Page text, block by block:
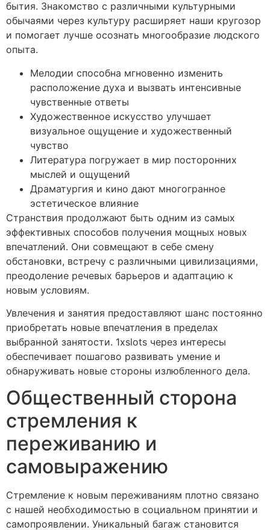
бытия. Знакомство с различными культурными
обычаями через культуру расширяет наши кругозор
и помогает лучше осознать многообразие людского
опыта.
Мелодии способна мгновенно изменить
расположение духа и вызвать интенсивные
чувственные ответы
Художественное искусство улучшает
визуальное ощущение и художественный
чувство
Литература погружает в мир посторонних
мыслей и ощущений
Драматургия и кино дают многогранное
эстетическое влияние
Странствия продолжают быть одним из самых
эффективных способов получения мощных новых
впечатлений. Они совмещают в себе смену
обстановки, встречу с различными цивилизациями,
преодоление речевых барьеров и адаптацию к
новым условиям.
Увлечения и занятия предоставляют шанс постоянно
приобретать новые впечатления в пределах
выбранной занятости. 1xslots через интересы
обеспечивает пошагово развивать умение и
обнаруживать новые стороны излюбленного дела.
Общественный сторона
стремления к
переживанию и
самовыражению
Стремление к новым переживаниям плотно связано
с нашей необходимостью в социальном принятии и
самопроявлении. Уникальный багаж становится